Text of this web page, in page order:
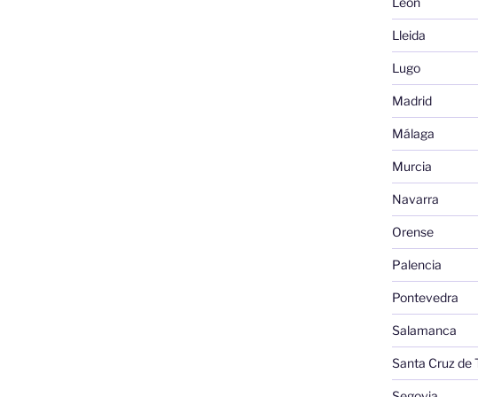
Lleida
Lugo
Madrid
Málaga
Murcia
Navarra
Orense
Palencia
Pontevedra
Salamanca
Santa Cruz de